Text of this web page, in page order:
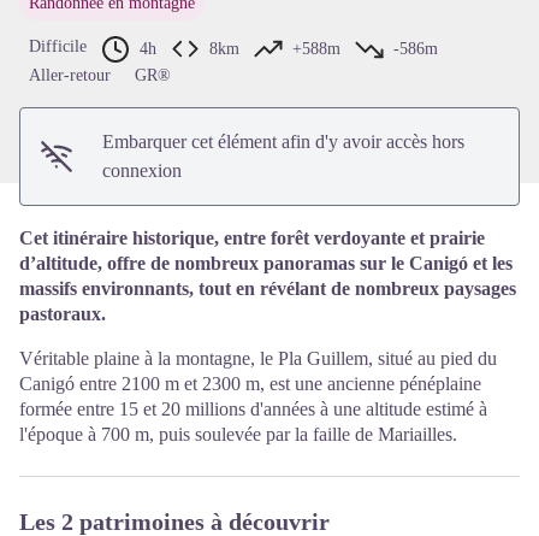
Difficile 4h 8km +588m
-586m
Aller-retour
GR®
Embarquer cet élément afin d'y avoir accès hors
connexion
Cet itinéraire historique, entre forêt verdoyante et prairie
d’altitude, offre de nombreux panoramas sur le Canigó et les
massifs environnants, tout en révélant de nombreux paysages
pastoraux.
Véritable plaine à la montagne, le Pla Guillem, situé au pied du
Canigó entre 2100 m et 2300 m, est une ancienne pénéplaine
formée entre 15 et 20 millions d'années à une altitude estimé à
l'époque à 700 m, puis soulevée par la faille de Mariailles.
Les 2 patrimoines à découvrir